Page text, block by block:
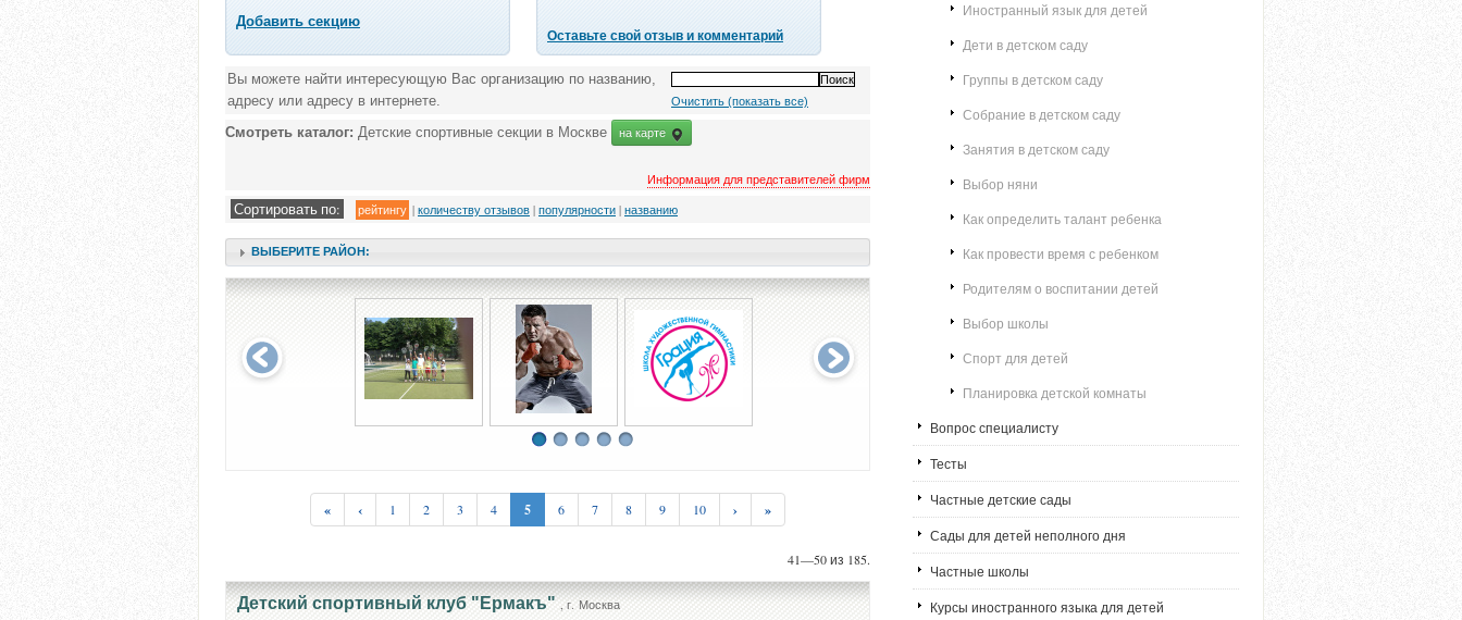
Добавить секцию
Оставьте свой отзыв и комментарий
Вы можете найти интересующую Вас организацию по названию,
адресу или адресу в интернете.
Очистить (показать все)
Смотреть каталог: Детские спортивные секции в Москве на карте
Информация для представителей фирм
Сортировать по: рейтингу | количеству отзывов | популярности | названию
ВЫБЕРИТЕ РАЙОН:
« ‹ 1 2 3 4 5 6 7 8 9 10 › »
41—50 из 185.
Детский спортивный клуб "Ермакъ", г. Москва
Иностранный язык для детей
Дети в детском саду
Группы в детском саду
Собрание в детском саду
Занятия в детском саду
Выбор няни
Как определить талант ребенка
Как провести время с ребенком
Родителям о воспитании детей
Выбор школы
Спорт для детей
Планировка детской комнаты
Вопрос специалисту
Тесты
Частные детские сады
Сады для детей неполного дня
Частные школы
Курсы иностранного языка для детей